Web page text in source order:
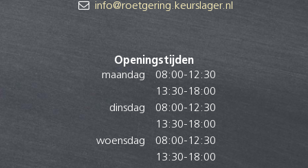
info@roetgering.keurslager.nl
Openingstijden
maandag
08:00-12:30
13:30-18:00
dinsdag
08:00-12:30
13:30-18:00
woensdag
08:00-12:30
13:30-18:00